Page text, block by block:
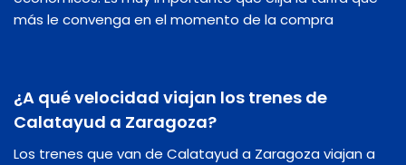
más le convenga en el momento de la compra
¿A qué velocidad viajan los trenes de
Calatayud a Zaragoza?
Los trenes que van de Calatayud a Zaragoza viajan a